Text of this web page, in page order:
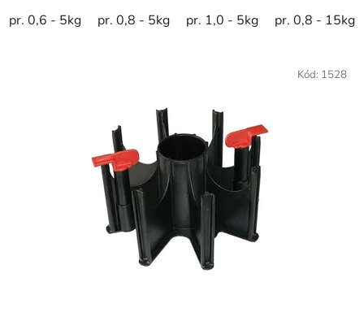
pr. 0,6 - 5kg pr. 0,8 - 5kg pr. 1,0 - 5kg pr. 0,8 - 15kg
Kód: 1528